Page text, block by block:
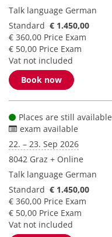
Talk language German
Standard € 1.450,00
€ 360,00 Price Exam
€ 50,00 Price Exam
Vat not included
Book now
Places are still available
exam available
22. – 23. Sep 2026
8042 Graz + Online
Talk language German
Standard € 1.450,00
€ 360,00 Price Exam
€ 50,00 Price Exam
Vat not included